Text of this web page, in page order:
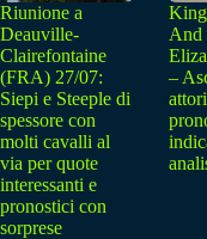
Riunione a
Deauville-
Clairefontaine
(FRA) 27/07:
Siepi e Steeple di
spessore con
molti cavalli al
via per quote
interessanti e
pronostici con
sorprese
And
–